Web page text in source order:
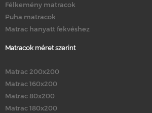
Félkemény matracok
Puha matracok
Matrac hanyatt fekvéshez
Matracok méret szerint
Matrac 200x200
Matrac 160x200
Matrac 80x200
Matrac 180x200